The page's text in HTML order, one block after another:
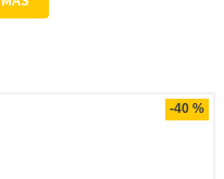
-40 %